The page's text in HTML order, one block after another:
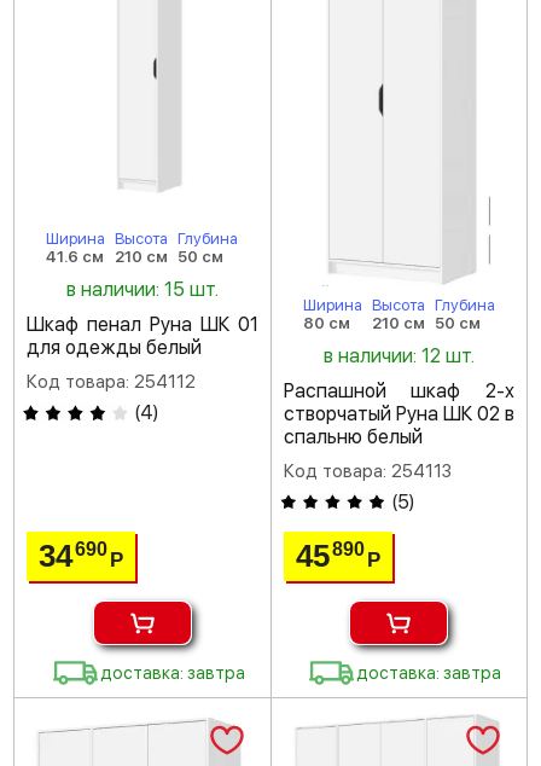
Ширина
41.6 см
Высота
210 см
Глубина
50 см
в наличии: 15 шт.
Шкаф пенал Руна ШК 01
для одежды белый
Код товара: 254112
(4)
34690 Р
доставка: завтра
Ширина
80 см
Высота
210 см
Глубина
50 см
в наличии: 12 шт.
Распашной шкаф 2-х
створчатый Руна ШК 02 в
спальню белый
Код товара: 254113
(5)
45890 Р
доставка: завтра